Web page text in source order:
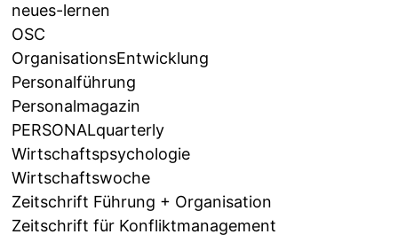
neues-lernen
OSC
OrganisationsEntwicklung
Personalführung
Personalmagazin
PERSONALquarterly
Wirtschaftspsychologie
Wirtschaftswoche
Zeitschrift Führung + Organisation
Zeitschrift für Konfliktmanagement